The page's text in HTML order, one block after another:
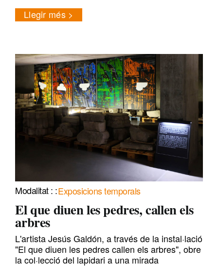
Llegir més
Exposicions temporals
El que diuen les pedres, callen els
arbres
L'artista Jesús Galdón, a través de la instal·lació
"El que diuen les pedres callen els arbres", obre
la col·lecció del lapidari a una mirada